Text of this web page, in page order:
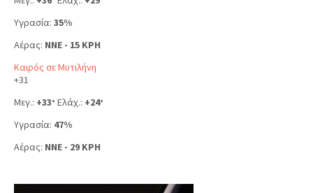
Υγρασία: 35%
Αέρας: NNE - 15 KPH
Καιρός σε Μυτιλήνη
+31
Μεγ.: +33° Ελάχ.: +24°
Υγρασία: 47%
Αέρας: NNE - 29 KPH